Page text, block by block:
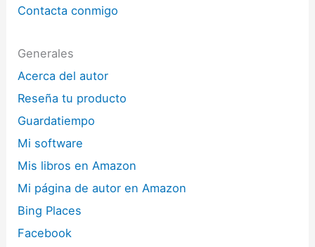
Contacta conmigo
Generales
Acerca del autor
Reseña tu producto
Guardatiempo
Mi software
Mis libros en Amazon
Mi página de autor en Amazon
Bing Places
Facebook